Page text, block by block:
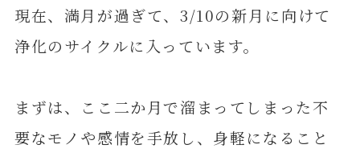
現在、満月が過ぎて、3/10の新月に向けて
浄化のサイクルに入っています。
まずは、ここ二か月で溜まってしまった不
要なモノや感情を手放し、身軽になること